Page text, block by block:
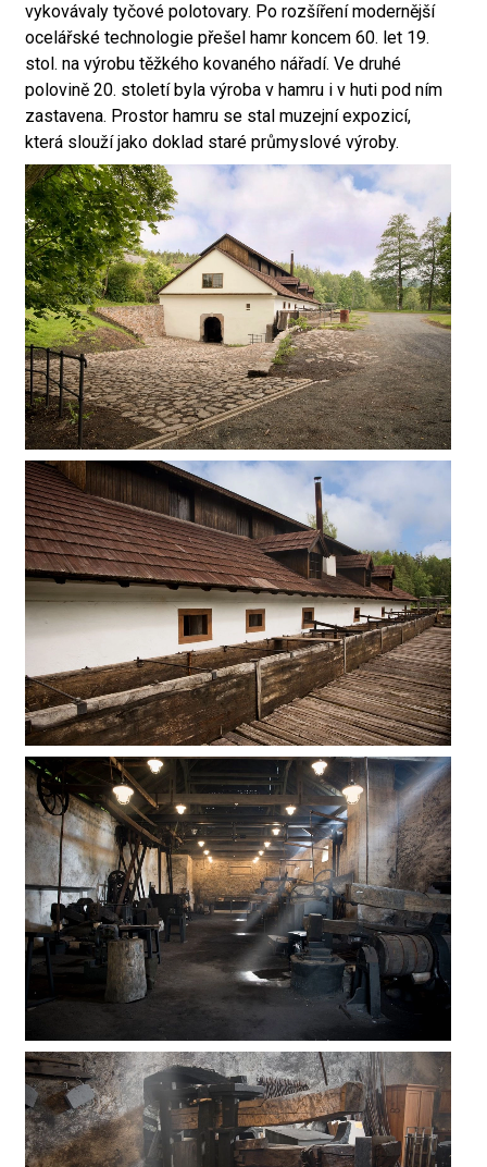
vykovávaly tyčové polotovary. Po rozšíření modernější
ocelářské technologie přešel hamr koncem 60. let 19.
stol. na výrobu těžkého kovaného nářadí. Ve druhé
polovině 20. století byla výroba v hamru i v huti pod ním
zastavena. Prostor hamru se stal muzejní expozicí,
která slouží jako doklad staré průmyslové výroby.